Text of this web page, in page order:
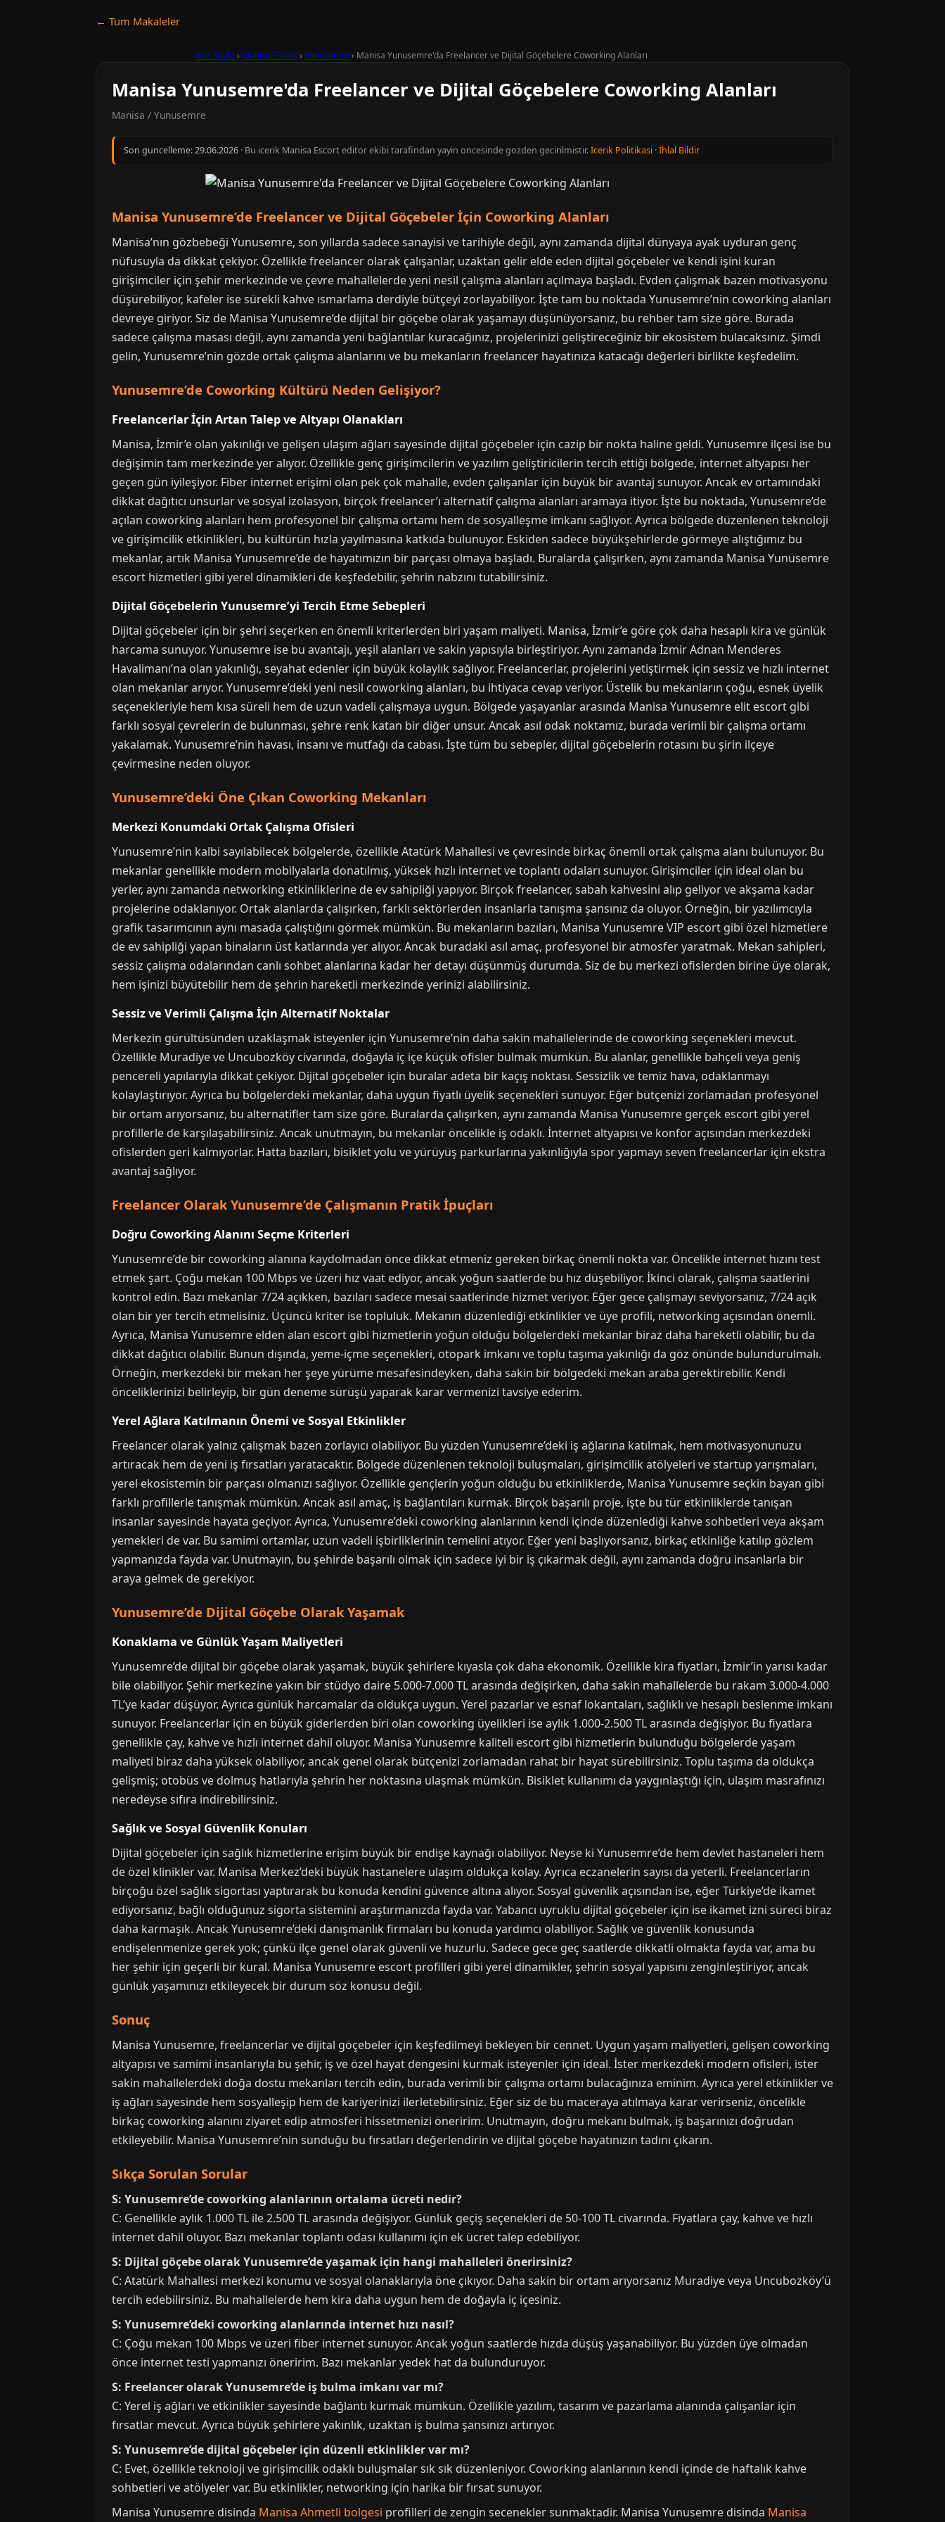
← Tum Makaleler
Ana Sayfa › Manisa Escort› Yunusemre› Manisa Yunusemre'da Freelancer ve Dijital Göçebelere Coworking Alanları
Manisa Yunusemre'da Freelancer ve Dijital Göçebelere Coworking Alanları
Manisa / Yunusemre
Son guncelleme:29.06.2026 · Bu icerik Manisa Escort editor ekibi tarafindan yayin oncesinde gozden gecirilmistir.Icerik Politikasi ·Ihlal Bildir
Manisa Yunusemre’de Freelancer ve Dijital Göçebeler İçin Coworking Alanları
Manisa’nın gözbebeği Yunusemre, son yıllarda sadece sanayisi ve tarihiyle değil, aynı zamanda dijital dünyaya ayak uyduran genç
nüfusuyla da dikkat çekiyor. Özellikle freelancer olarak çalışanlar, uzaktan gelir elde eden dijital göçebeler ve kendi işini kuran
girişimciler için şehir merkezinde ve çevre mahallelerde yeni nesil çalışma alanları açılmaya başladı. Evden çalışmak bazen motivasyonu
düşürebiliyor, kafeler ise sürekli kahve ısmarlama derdiyle bütçeyi zorlayabiliyor. İşte tam bu noktada Yunusemre’nin coworking alanları
devreye giriyor. Siz de Manisa Yunusemre’de dijital bir göçebe olarak yaşamayı düşünüyorsanız, bu rehber tam size göre. Burada
sadece çalışma masası değil, aynı zamanda yeni bağlantılar kuracağınız, projelerinizi geliştireceğiniz bir ekosistem bulacaksınız. Şimdi
gelin, Yunusemre’nin gözde ortak çalışma alanlarını ve bu mekanların freelancer hayatınıza katacağı değerleri birlikte keşfedelim.
Yunusemre’de Coworking Kültürü Neden Gelişiyor?
Freelancerlar İçin Artan Talep ve Altyapı Olanakları
Manisa, İzmir’e olan yakınlığı ve gelişen ulaşım ağları sayesinde dijital göçebeler için cazip bir nokta haline geldi. Yunusemre ilçesi ise bu
değişimin tam merkezinde yer alıyor. Özellikle genç girişimcilerin ve yazılım geliştiricilerin tercih ettiği bölgede, internet altyapısı her
geçen gün iyileşiyor. Fiber internet erişimi olan pek çok mahalle, evden çalışanlar için büyük bir avantaj sunuyor. Ancak ev ortamındaki
dikkat dağıtıcı unsurlar ve sosyal izolasyon, birçok freelancer’ı alternatif çalışma alanları aramaya itiyor. İşte bu noktada, Yunusemre’de
açılan coworking alanları hem profesyonel bir çalışma ortamı hem de sosyalleşme imkanı sağlıyor. Ayrıca bölgede düzenlenen teknoloji
ve girişimcilik etkinlikleri, bu kültürün hızla yayılmasına katkıda bulunuyor. Eskiden sadece büyükşehirlerde görmeye alıştığımız bu
mekanlar, artık Manisa Yunusemre’de de hayatımızın bir parçası olmaya başladı. Buralarda çalışırken, aynı zamanda Manisa Yunusemre
escort hizmetleri gibi yerel dinamikleri de keşfedebilir, şehrin nabzını tutabilirsiniz.
Dijital Göçebelerin Yunusemre’yi Tercih Etme Sebepleri
Dijital göçebeler için bir şehri seçerken en önemli kriterlerden biri yaşam maliyeti. Manisa, İzmir’e göre çok daha hesaplı kira ve günlük
harcama sunuyor. Yunusemre ise bu avantajı, yeşil alanları ve sakin yapısıyla birleştiriyor. Aynı zamanda İzmir Adnan Menderes
Havalimanı’na olan yakınlığı, seyahat edenler için büyük kolaylık sağlıyor. Freelancerlar, projelerini yetiştirmek için sessiz ve hızlı internet
olan mekanlar arıyor. Yunusemre’deki yeni nesil coworking alanları, bu ihtiyaca cevap veriyor. Üstelik bu mekanların çoğu, esnek üyelik
seçenekleriyle hem kısa süreli hem de uzun vadeli çalışmaya uygun. Bölgede yaşayanlar arasında Manisa Yunusemre elit escort gibi
farklı sosyal çevrelerin de bulunması, şehre renk katan bir diğer unsur. Ancak asıl odak noktamız, burada verimli bir çalışma ortamı
yakalamak. Yunusemre’nin havası, insanı ve mutfağı da cabası. İşte tüm bu sebepler, dijital göçebelerin rotasını bu şirin ilçeye
çevirmesine neden oluyor.
Yunusemre’deki Öne Çıkan Coworking Mekanları
Merkezi Konumdaki Ortak Çalışma Ofisleri
Yunusemre’nin kalbi sayılabilecek bölgelerde, özellikle Atatürk Mahallesi ve çevresinde birkaç önemli ortak çalışma alanı bulunuyor. Bu
mekanlar genellikle modern mobilyalarla donatılmış, yüksek hızlı internet ve toplantı odaları sunuyor. Girişimciler için ideal olan bu
yerler, aynı zamanda networking etkinliklerine de ev sahipliği yapıyor. Birçok freelancer, sabah kahvesini alıp geliyor ve akşama kadar
projelerine odaklanıyor. Ortak alanlarda çalışırken, farklı sektörlerden insanlarla tanışma şansınız da oluyor. Örneğin, bir yazılımcıyla
grafik tasarımcının aynı masada çalıştığını görmek mümkün. Bu mekanların bazıları, Manisa Yunusemre VIP escort gibi özel hizmetlere
de ev sahipliği yapan binaların üst katlarında yer alıyor. Ancak buradaki asıl amaç, profesyonel bir atmosfer yaratmak. Mekan sahipleri,
sessiz çalışma odalarından canlı sohbet alanlarına kadar her detayı düşünmüş durumda. Siz de bu merkezi ofislerden birine üye olarak,
hem işinizi büyütebilir hem de şehrin hareketli merkezinde yerinizi alabilirsiniz.
Sessiz ve Verimli Çalışma İçin Alternatif Noktalar
Merkezin gürültüsünden uzaklaşmak isteyenler için Yunusemre’nin daha sakin mahallelerinde de coworking seçenekleri mevcut.
Özellikle Muradiye ve Uncubozköy civarında, doğayla iç içe küçük ofisler bulmak mümkün. Bu alanlar, genellikle bahçeli veya geniş
pencereli yapılarıyla dikkat çekiyor. Dijital göçebeler için buralar adeta bir kaçış noktası. Sessizlik ve temiz hava, odaklanmayı
kolaylaştırıyor. Ayrıca bu bölgelerdeki mekanlar, daha uygun fiyatlı üyelik seçenekleri sunuyor. Eğer bütçenizi zorlamadan profesyonel
bir ortam arıyorsanız, bu alternatifler tam size göre. Buralarda çalışırken, aynı zamanda Manisa Yunusemre gerçek escort gibi yerel
profillerle de karşılaşabilirsiniz. Ancak unutmayın, bu mekanlar öncelikle iş odaklı. İnternet altyapısı ve konfor açısından merkezdeki
ofislerden geri kalmıyorlar. Hatta bazıları, bisiklet yolu ve yürüyüş parkurlarına yakınlığıyla spor yapmayı seven freelancerlar için ekstra
avantaj sağlıyor.
Freelancer Olarak Yunusemre’de Çalışmanın Pratik İpuçları
Doğru Coworking Alanını Seçme Kriterleri
Yunusemre’de bir coworking alanına kaydolmadan önce dikkat etmeniz gereken birkaç önemli nokta var. Öncelikle internet hızını test
etmek şart. Çoğu mekan 100 Mbps ve üzeri hız vaat ediyor, ancak yoğun saatlerde bu hız düşebiliyor. İkinci olarak, çalışma saatlerini
kontrol edin. Bazı mekanlar 7/24 açıkken, bazıları sadece mesai saatlerinde hizmet veriyor. Eğer gece çalışmayı seviyorsanız, 7/24 açık
olan bir yer tercih etmelisiniz. Üçüncü kriter ise topluluk. Mekanın düzenlediği etkinlikler ve üye profili, networking açısından önemli.
Ayrıca, Manisa Yunusemre elden alan escort gibi hizmetlerin yoğun olduğu bölgelerdeki mekanlar biraz daha hareketli olabilir, bu da
dikkat dağıtıcı olabilir. Bunun dışında, yeme-içme seçenekleri, otopark imkanı ve toplu taşıma yakınlığı da göz önünde bulundurulmalı.
Örneğin, merkezdeki bir mekan her şeye yürüme mesafesindeyken, daha sakin bir bölgedeki mekan araba gerektirebilir. Kendi
önceliklerinizi belirleyip, bir gün deneme sürüşü yaparak karar vermenizi tavsiye ederim.
Yerel Ağlara Katılmanın Önemi ve Sosyal Etkinlikler
Freelancer olarak yalnız çalışmak bazen zorlayıcı olabiliyor. Bu yüzden Yunusemre’deki iş ağlarına katılmak, hem motivasyonunuzu
artıracak hem de yeni iş fırsatları yaratacaktır. Bölgede düzenlenen teknoloji buluşmaları, girişimcilik atölyeleri ve startup yarışmaları,
yerel ekosistemin bir parçası olmanızı sağlıyor. Özellikle gençlerin yoğun olduğu bu etkinliklerde, Manisa Yunusemre seçkin bayan gibi
farklı profillerle tanışmak mümkün. Ancak asıl amaç, iş bağlantıları kurmak. Birçok başarılı proje, işte bu tür etkinliklerde tanışan
insanlar sayesinde hayata geçiyor. Ayrıca, Yunusemre’deki coworking alanlarının kendi içinde düzenlediği kahve sohbetleri veya akşam
yemekleri de var. Bu samimi ortamlar, uzun vadeli işbirliklerinin temelini atıyor. Eğer yeni başlıyorsanız, birkaç etkinliğe katılıp gözlem
yapmanızda fayda var. Unutmayın, bu şehirde başarılı olmak için sadece iyi bir iş çıkarmak değil, aynı zamanda doğru insanlarla bir
araya gelmek de gerekiyor.
Yunusemre’de Dijital Göçebe Olarak Yaşamak
Konaklama ve Günlük Yaşam Maliyetleri
Yunusemre’de dijital bir göçebe olarak yaşamak, büyük şehirlere kıyasla çok daha ekonomik. Özellikle kira fiyatları, İzmir’in yarısı kadar
bile olabiliyor. Şehir merkezine yakın bir stüdyo daire 5.000-7.000 TL arasında değişirken, daha sakin mahallelerde bu rakam 3.000-4.000
TL’ye kadar düşüyor. Ayrıca günlük harcamalar da oldukça uygun. Yerel pazarlar ve esnaf lokantaları, sağlıklı ve hesaplı beslenme imkanı
sunuyor. Freelancerlar için en büyük giderlerden biri olan coworking üyelikleri ise aylık 1.000-2.500 TL arasında değişiyor. Bu fiyatlara
genellikle çay, kahve ve hızlı internet dahil oluyor. Manisa Yunusemre kaliteli escort gibi hizmetlerin bulunduğu bölgelerde yaşam
maliyeti biraz daha yüksek olabiliyor, ancak genel olarak bütçenizi zorlamadan rahat bir hayat sürebilirsiniz. Toplu taşıma da oldukça
gelişmiş; otobüs ve dolmuş hatlarıyla şehrin her noktasına ulaşmak mümkün. Bisiklet kullanımı da yaygınlaştığı için, ulaşım masrafınızı
neredeyse sıfıra indirebilirsiniz.
Sağlık ve Sosyal Güvenlik Konuları
Dijital göçebeler için sağlık hizmetlerine erişim büyük bir endişe kaynağı olabiliyor. Neyse ki Yunusemre’de hem devlet hastaneleri hem
de özel klinikler var. Manisa Merkez’deki büyük hastanelere ulaşım oldukça kolay. Ayrıca eczanelerin sayısı da yeterli. Freelancerların
birçoğu özel sağlık sigortası yaptırarak bu konuda kendini güvence altına alıyor. Sosyal güvenlik açısından ise, eğer Türkiye’de ikamet
ediyorsanız, bağlı olduğunuz sigorta sistemini araştırmanızda fayda var. Yabancı uyruklu dijital göçebeler için ise ikamet izni süreci biraz
daha karmaşık. Ancak Yunusemre’deki danışmanlık firmaları bu konuda yardımcı olabiliyor. Sağlık ve güvenlik konusunda
endişelenmenize gerek yok; çünkü ilçe genel olarak güvenli ve huzurlu. Sadece gece geç saatlerde dikkatli olmakta fayda var, ama bu
her şehir için geçerli bir kural. Manisa Yunusemre escort profilleri gibi yerel dinamikler, şehrin sosyal yapısını zenginleştiriyor, ancak
günlük yaşamınızı etkileyecek bir durum söz konusu değil.
Sonuç
Manisa Yunusemre, freelancerlar ve dijital göçebeler için keşfedilmeyi bekleyen bir cennet. Uygun yaşam maliyetleri, gelişen coworking
altyapısı ve samimi insanlarıyla bu şehir, iş ve özel hayat dengesini kurmak isteyenler için ideal. İster merkezdeki modern ofisleri, ister
sakin mahallelerdeki doğa dostu mekanları tercih edin, burada verimli bir çalışma ortamı bulacağınıza eminim. Ayrıca yerel etkinlikler ve
iş ağları sayesinde hem sosyalleşip hem de kariyerinizi ilerletebilirsiniz. Eğer siz de bu maceraya atılmaya karar verirseniz, öncelikle
birkaç coworking alanını ziyaret edip atmosferi hissetmenizi öneririm. Unutmayın, doğru mekanı bulmak, iş başarınızı doğrudan
etkileyebilir. Manisa Yunusemre’nin sunduğu bu fırsatları değerlendirin ve dijital göçebe hayatınızın tadını çıkarın.
Sıkça Sorulan Sorular
S: Yunusemre’de coworking alanlarının ortalama ücreti nedir?
C: Genellikle aylık 1.000 TL ile 2.500 TL arasında değişiyor. Günlük geçiş seçenekleri de 50-100 TL civarında. Fiyatlara çay, kahve ve hızlı
internet dahil oluyor. Bazı mekanlar toplantı odası kullanımı için ek ücret talep edebiliyor.
S: Dijital göçebe olarak Yunusemre’de yaşamak için hangi mahalleleri önerirsiniz?
C: Atatürk Mahallesi merkezi konumu ve sosyal olanaklarıyla öne çıkıyor. Daha sakin bir ortam arıyorsanız Muradiye veya Uncubozköy’ü
tercih edebilirsiniz. Bu mahallelerde hem kira daha uygun hem de doğayla iç içesiniz.
S: Yunusemre’deki coworking alanlarında internet hızı nasıl?
C: Çoğu mekan 100 Mbps ve üzeri fiber internet sunuyor. Ancak yoğun saatlerde hızda düşüş yaşanabiliyor. Bu yüzden üye olmadan
önce internet testi yapmanızı öneririm. Bazı mekanlar yedek hat da bulunduruyor.
S: Freelancer olarak Yunusemre’de iş bulma imkanı var mı?
C: Yerel iş ağları ve etkinlikler sayesinde bağlantı kurmak mümkün. Özellikle yazılım, tasarım ve pazarlama alanında çalışanlar için
fırsatlar mevcut. Ayrıca büyük şehirlere yakınlık, uzaktan iş bulma şansınızı artırıyor.
S: Yunusemre’de dijital göçebeler için düzenli etkinlikler var mı?
C: Evet, özellikle teknoloji ve girişimcilik odaklı buluşmalar sık sık düzenleniyor. Coworking alanlarının kendi içinde de haftalık kahve
sohbetleri ve atölyeler var. Bu etkinlikler, networking için harika bir fırsat sunuyor.
Manisa Yunusemre disinda Manisa Ahmetli bolgesi profilleri de zengin secenekler sunmaktadir. Manisa Yunusemre disinda Manisa